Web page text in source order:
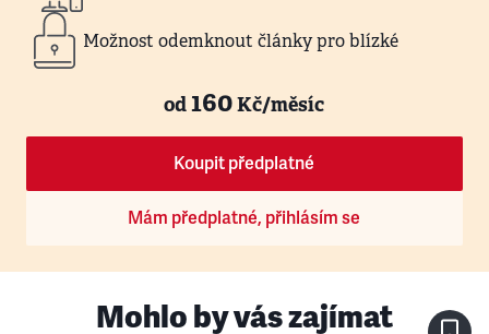
Možnost odemknout články pro blízké
od160Kč/měsíc
Koupit předplatné
Mám předplatné, přihlásím se
Mohlo by vás zajímat